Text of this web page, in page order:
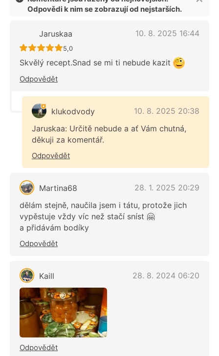
Odpovědi k nim se zobrazují od nejstarších.
Jaruskaa 10. 8. 2025 16:44
Recept ještě nebyl hodnocen
5,0
Skvělý recept.Snad se mi ti nebude kazit
Odpovědět
klukodvody
10. 8. 2025 20:38
Jaruskaa: Určitě nebude a ať Vám chutná,
děkuji za komentář.
Odpovědět
Martina68
28. 1. 2025 20:29
dělám stejně, naučila jsem i tátu, protože jich
vypěstuje vždy víc než stačí sníst 🤗
a přidávám bodíky
Odpovědět
Kaill 28. 8. 2024 06:20
Odpovědět